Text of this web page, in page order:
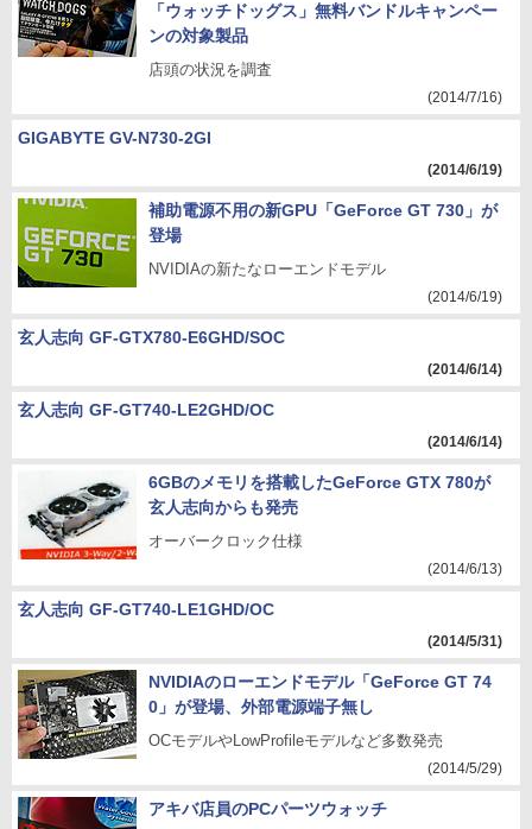
「ウォッチドッグス」無料バンドルキャンペー
ンの対象製品
店頭の状況を調査
(2014/7/16)
GIGABYTE GV-N730-2GI
(2014/6/19)
補助電源不用の新GPU「GeForce GT 730」が
登場
NVIDIAの新たなローエンドモデル
(2014/6/19)
玄人志向 GF-GTX780-E6GHD/SOC
(2014/6/14)
玄人志向 GF-GT740-LE2GHD/OC
(2014/6/14)
6GBのメモリを搭載したGeForce GTX 780が
玄人志向からも発売
オーバークロック仕様
(2014/6/13)
玄人志向 GF-GT740-LE1GHD/OC
(2014/5/31)
NVIDIAのローエンドモデル「GeForce GT 74
0」が登場、外部電源端子無し
OCモデルやLowProfileモデルなど多数発売
(2014/5/29)
アキバ店員のPCパーツウォッチ